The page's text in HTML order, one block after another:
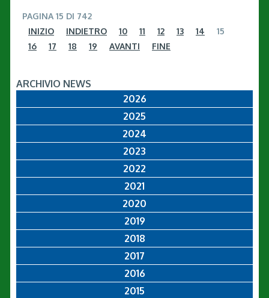
PAGINA 15 DI 742
INIZIO
INDIETRO 10 11 12 13 14
15
16
17 18 19 AVANTI FINE
ARCHIVIO NEWS
2026
2025
2024
2023
2022
2021
2020
2019
2018
2017
2016
2015